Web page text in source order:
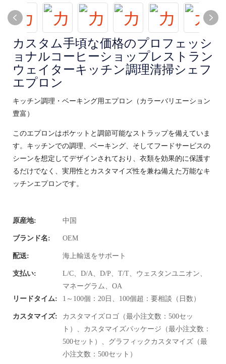
カスタム手頃な価格のプロフェッシ
ョナルコーヒーショップレストラン
ウェイターキッチン調理清掃シェフ
エプロン
キッチン調理・ベーキング用エプロン（カラーバリエーション
豊富）
このエプロンはポケットと調節可能なストラップを備えていま
す。キッチンでの調理、ベーキング、そしてフードサービスの
シーンを想定してデザインされており、衣類を効果的に保護す
るだけでなく、実用性とカスタマイズ性を兼ね備えた万能なキ
ッチンエプロンです。
原産地: 中国
ブランド名: OEM
配送: 海上輸送をサポート
支払い:
L/C、D/A、D/P、T/T、ウェスタンユニオン、
マネーグラム、OA
リードタイム:
1～100個：20日、100個超：要相談（日数）
カスタマイズ:
カスタマイズロゴ（最小注文数：500セッ
ト）、カスタマイズパッケージ（最小注文数：
500セット）、グラフィックカスタマイズ（最
小注文数：500セット）